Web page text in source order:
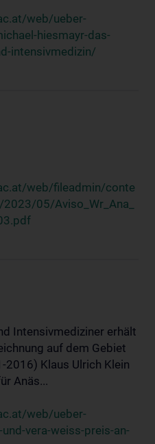
web/ueber-
hiesmayr-das-
intensivmedizin/
web/fileadmin/conte
05/Aviso_Wr_Ana_
Intensivmediziner erhält
auf dem Gebiet
2016) Klaus Ulrich Klein
Anäs...
web/ueber-
vera-weiss-preis-an-